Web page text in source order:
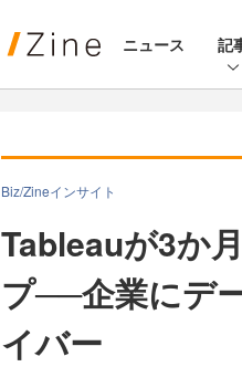
ニュース 記
Biz/Zineインサイト
Tableauが3か
プ──企業にデ
イバー